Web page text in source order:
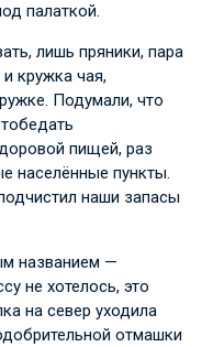
палаткой.
лишь пряники, пара
кружка чая,
Подумали, что
пищей, раз
населённые пункты.
наши запасы
названием —
не хотелось, это
на север уходила
отмашки